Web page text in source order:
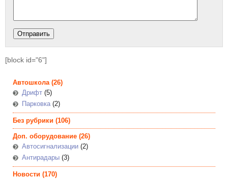
[block id="6"]
Автошкола(26)
Дрифт (5)
Парковка(2)
Без рубрики (106)
Доп. оборудование (26)
Автосигнализации (2)
Антирадары (3)
Новости (170)